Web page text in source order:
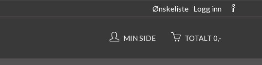
Ønskeliste Logg inn
MIN SIDE TOTALT 0,-